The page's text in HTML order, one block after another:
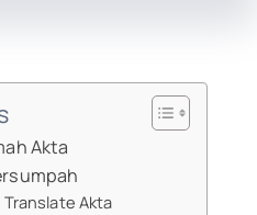
Akta
Akta